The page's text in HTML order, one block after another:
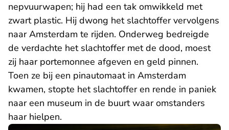
nepvuurwapen; hij had een tak omwikkeld met
zwart plastic. Hij dwong het slachtoffer vervolgens
naar Amsterdam te rijden. Onderweg bedreigde
de verdachte het slachtoffer met de dood, moest
zij haar portemonnee afgeven en geld pinnen.
Toen ze bij een pinautomaat in Amsterdam
kwamen, stopte het slachtoffer en rende in paniek
naar een museum in de buurt waar omstanders
haar hielpen.